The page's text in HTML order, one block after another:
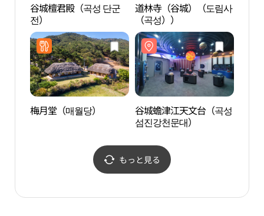
谷城檀君殿（곡성 단군
전）
道林寺（谷城）（도림사
（곡성））
梅月堂（매월당）
谷城蟾津江天文台（곡성
섬진강천문대）
もっと見る